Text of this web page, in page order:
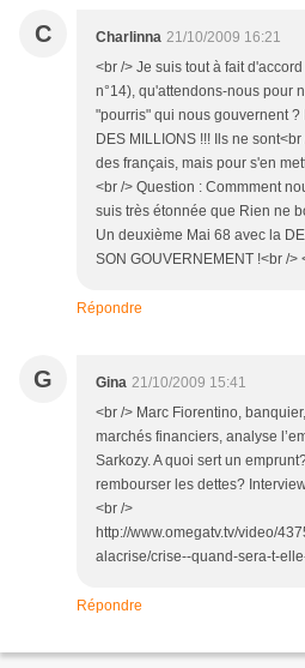
C Charlinna 21/10/2009 16:21
<br /> Je suis tout à fait
n°14), qu'attendons-nous pour
"pourris" qui nous gouvernent ?
DES MILLIONS !!! Ils ne
des français, mais pour s'en
<br /> Question : Commment
suis très étonnée que Rien ne
Un deuxième Mai 68 avec la
SON GOUVERNEMENT !<br />
Répondre
G Gina 21/10/2009 15:41
<br /> Marc Fiorentino,
marchés financiers, analyse
Sarkozy. A quoi sert un
rembourser les dettes?
<br />
http://www.omegatv.tv/video/
alacrise/crise--quand-sera-t-
Répondre